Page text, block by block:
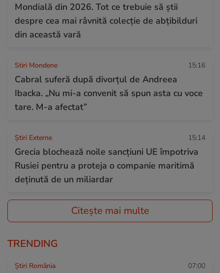
Mondială din 2026. Tot ce trebuie să știi
despre cea mai râvnită colecție de abțibilduri
din această vară
Stiri Mondene 15:16
Cabral suferă după divorțul de Andreea
Ibacka. „Nu mi-a convenit să spun asta cu voce
tare. M-a afectat”
Știri Externe 15:14
Grecia blochează noile sancțiuni UE împotriva
Rusiei pentru a proteja o companie maritimă
deținută de un miliardar
Citește mai multe
TRENDING
Știri România 07:00